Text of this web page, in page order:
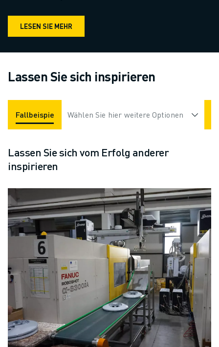
LESEN SIE MEHR
Lassen Sie sich inspirieren
Fallbeispiele Applikationen Branchen
Wählen Sie hier weitere Optionen
Lassen Sie sich vom Erfolg anderer
inspirieren